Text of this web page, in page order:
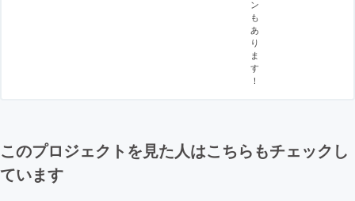
ン
も
あ
り
ま
す
！
このプロジェクトを見た人はこちらもチェックし
ています